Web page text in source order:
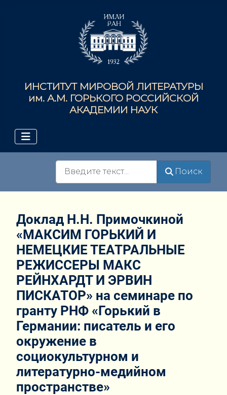
ИНСТИТУТ МИРОВОЙ ЛИТЕРАТУРЫ
им. А.М. ГОРЬКОГО РОССИЙСКОЙ
АКАДЕМИИ НАУК
Поиск
Доклад Н.Н. Примочкиной
«МАКСИМ ГОРЬКИЙ И
НЕМЕЦКИЕ ТЕАТРАЛЬНЫЕ
РЕЖИССЕРЫ МАКС
РЕЙНХАРДТ И ЭРВИН
ПИСКАТОР» на семинаре по
гранту РНФ «Горький в
Германии: писатель и его
окружение в
социокультурном и
литературно-медийном
пространстве»